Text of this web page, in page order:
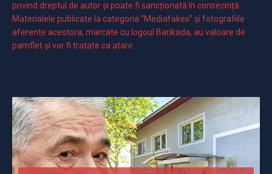
privind dreptul de autor și poate fi sancționată în consecință.
Materialele publicate la categoria ”Mediafakes” și fotografiile
aferente acestora, marcate cu logoul Barikada, au valoare de
pamflet și vor fi tratate ca atare.